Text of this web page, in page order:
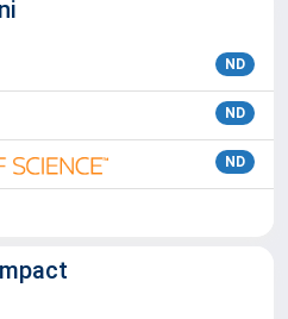
ND
ND
ND